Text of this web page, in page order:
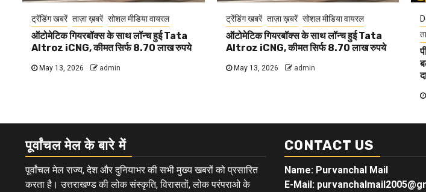
ट्रेंडिंग खबरें ताज़ा ख़बरें सोशल मीडिया वायरल
ऑटोमेटिक गियरबॉक्स के साथ लॉन्च हुई Tata
Altroz iCNG, कीमत सिर्फ 8.70 लाख रुपये
May 13, 2026 admin
ट्रेंडिंग खबरें ताज़ा ख़बरें सोशल मीडिया वायरल
ऑटोमेटिक गियरबॉक्स के साथ लॉन्च हुई Tata
Altroz iCNG, कीमत सिर्फ 8.70 लाख रुपये
May 13, 2026 admin
पूर्वांचल मेल के बारे में
पूर्वांचल मेल राज्य, देश और दुनियाभर की सभी मुख्य खबरों को प्रसारित
करता है। उत्तराखण्ड की लोक संस्कृति, विरासतों, लोक परंपराओ के
CONTACT US
Name: Purvanchal Mail
E-Mail: